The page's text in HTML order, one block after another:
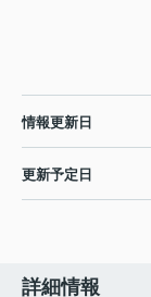
情報更新日
更新予定日
詳細情報